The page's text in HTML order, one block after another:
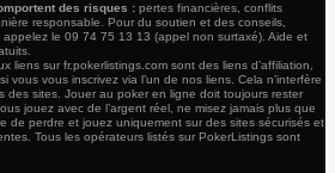
des risques : pertes financières, conflits
responsable. Pour du soutien et des conseils,
le 09 74 75 13 13 (appel non surtaxé). Aide et
liens sur fr.pokerlistings.com sont des liens d’affiliation,
vous vous inscrivez via l’un de nos liens. Cela n’interfère
des sites. Jouer au poker en ligne doit toujours rester
jouez avec de l’argent réel, ne misez jamais plus que
de perdre et jouez uniquement sur des sites sécurisés et
Tous les opérateurs listés sur PokerListings sont